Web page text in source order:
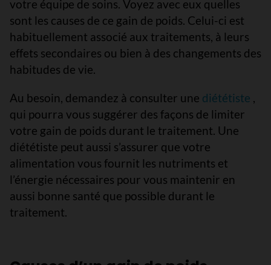
votre équipe de soins. Voyez avec eux quelles
sont les causes de ce gain de poids. Celui-ci est
habituellement associé aux traitements, à leurs
effets secondaires ou bien à des changements des
habitudes de vie.
Au besoin, demandez à consulter une diététiste ,
qui pourra vous suggérer des façons de limiter
votre gain de poids durant le traitement. Une
diététiste peut aussi s’assurer que votre
alimentation vous fournit les nutriments et
l’énergie nécessaires pour vous maintenir en
aussi bonne santé que possible durant le
traitement.